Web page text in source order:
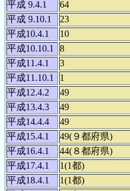
平成 9.4.1
64
平成 9.10.1
23
平成10.4.1
10
平成10.10.1
8
平成11.4.1
3
平成11.10.1
1
平成12.4.2
49
平成13.4.3
49
平成14.4.4
49
平成15.4.1
49(９都府県)
平成16.4.1
44(８都府県)
平成17.4.1
1(1都)
平成18.4.1
1(1都)